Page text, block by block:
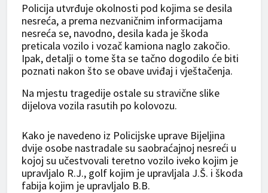
Policija utvrđuje okolnosti pod kojima se desila
nesreća, a prema nezvaničnim informacijama
nesreća se, navodno, desila kada je škoda
preticala vozilo i vozač kamiona naglo zakočio.
Ipak, detalji o tome šta se tačno dogodilo će biti
poznati nakon što se obave uviđaj i vještačenja.
Na mjestu tragedije ostale su stravične slike
dijelova vozila rasutih po kolovozu.
Kako je navedeno iz Policijske uprave Bijeljina
dvije osobe nastradale su saobraćajnoj nesreći u
kojoj su učestvovali teretno vozilo iveko kojim je
upravljalo R.J., golf kojim je upravljala J.Š. i škoda
fabija kojim je upravljalo B.B.